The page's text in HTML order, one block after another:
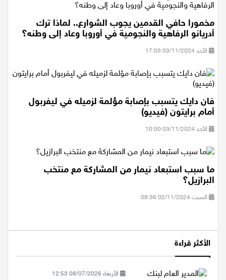
مخمورا حافي القدمين يجوب الشوارع.. لماذا ترك
أدريانو الرفاهية والنجومية في أوروبا وعاد إلى وطنه؟
الأحد 03/11/2024 17:03
فان دايك يتسبب بإصابة مؤلمة لزميله في ليفربول
أمام برايتون (فيديو)
الأحد 03/11/2024 10:00
ما سبب استبعاد نيمار من المشاركة مع منتخب
البرازيل؟
السبت 02/11/2024 08:36
الأكثر قراءة
الأربعاء 08/07/2026 12:53